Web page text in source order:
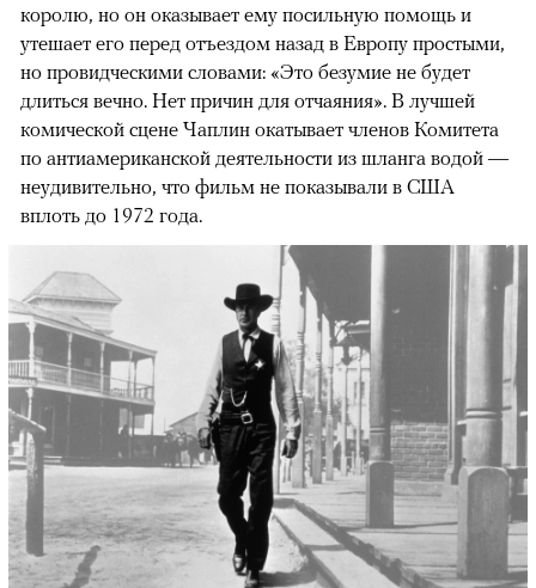
королю, но он оказывает ему посильную помощь и
утешает его перед отъездом назад в Европу простыми,
но провидческими словами: «Это безумие не будет
длиться вечно. Нет причин для отчаяния». В лучшей
комической сцене Чаплин окатывает членов Комитета
по антиамериканской деятельности из шланга водой —
неудивительно, что фильм не показывали в США
вплоть до 1972 года.